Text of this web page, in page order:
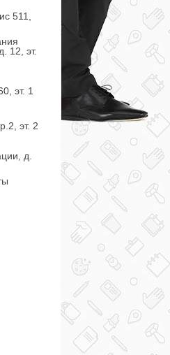
511,
12, эт.
эт. 1
эт. 2
д.